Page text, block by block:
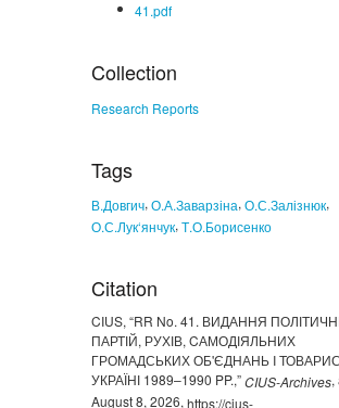
41.pdf
Collection
Research Reports
Tags
В.Довгич, О.А.Заварзіна, О.С.Залізнюк,
О.С.Лук‘янчук, Т.О.Борисенко
Citation
CIUS, “RR No. 41. ВИДАННЯ
ПАРТІЙ, РУХІВ, CАМОДІЯЛЬНИХ
ГРОМАДСЬКИХ ОБ'ЄДНАНЬ I
УКРАЇНІ 1989–1990 PP.,”CIUS-Archives,
August 8, 2026, https://cius-